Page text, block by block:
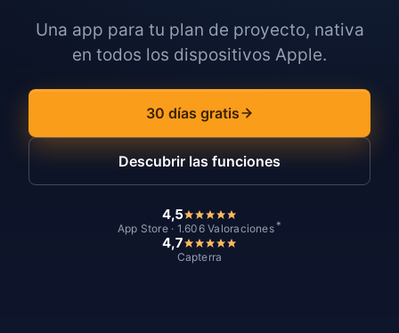
Una app para tu plan de proyecto, nativa
en todos los dispositivos Apple.
30 días gratis
Descubrir las funciones
4,5
App Store · 1.606 Valoraciones *
4,7
Capterra